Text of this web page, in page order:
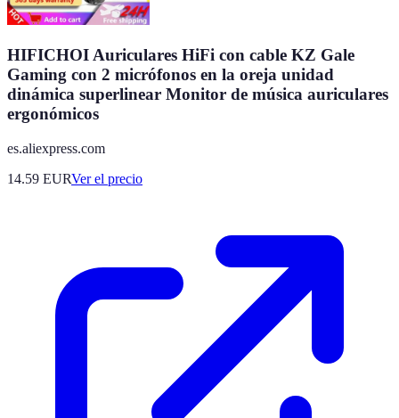
HIFICHOI Auriculares HiFi con cable KZ Gale
Gaming con 2 micrófonos en la oreja unidad
dinámica superlinear Monitor de música auriculares
ergonómicos
es.aliexpress.com
14.59 EURVer el precio